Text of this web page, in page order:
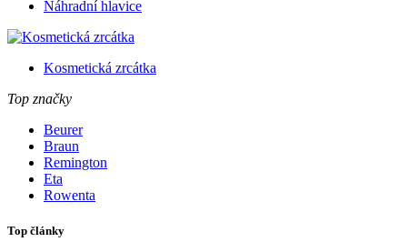
Náhradní hlavice
Kosmetická zrcátka
Top značky
Beurer
Braun
Remington
Eta
Rowenta
Top články